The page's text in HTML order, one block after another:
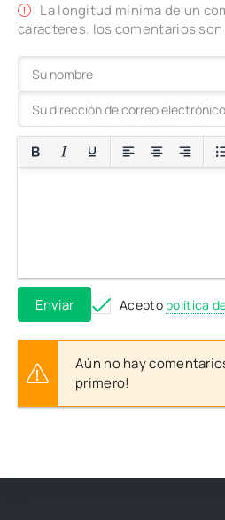
La longitud mínima de un
caracteres. los comentarios
Enviar Acepto política
Aún no hay
primero!